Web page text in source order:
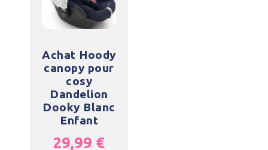
Achat Hoody
canopy pour
cosy
Dandelion
Dooky Blanc
Enfant
29,99 €